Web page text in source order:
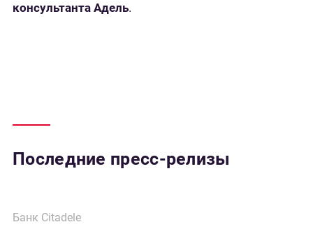
консультанта Адель.
Последние пресс-релизы
Банк Citadele